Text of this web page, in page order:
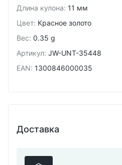
Длина кулона: 11 мм
Цвет: Красное золото
Вес: 0.35 g
Артикул: JW-UNT-35448
EAN: 1300846000035
Доставка